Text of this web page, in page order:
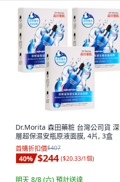
Dr.Morita 森田藥粧 台灣公司貨 深
層超保濕安瓶原液面膜, 4片, 3盒
首購折扣價$407
40% $244 ($20.33/1個)
明天 8/8 (六) 預計送達